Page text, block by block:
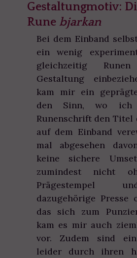
Gestaltungmotiv:
Rune bjarkan
Bei dem Einband
ein wenig
gleichzeitig
Gestaltung
kam mir ein
den Sinn, wo
Runenschrift den Titel
auf dem Einband
mal abgesehen
keine sichere
zumindest nicht
Prägestempel
dazugehörige Presse
das sich zum
kam es mir auch
vor. Zudem sind
leider durch ihren